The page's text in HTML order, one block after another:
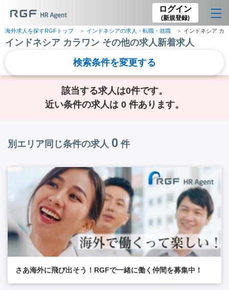
ログイン
(新規登録)
海外求人を探すRGFトップ インドネシアの求人・転職・就職 インドネシア カ
インドネシア カラワン その他の求人新着求人
検索条件を変更する
該当する求人は0件です。
近い条件の求人は 0 件あります。
別エリア同じ条件の求人 0 件
さあ海外に飛び出そう！RGFで一緒に働く仲間を募集中！